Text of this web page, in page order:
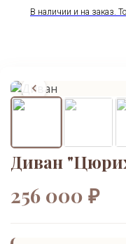
В наличии и на заказ.
Диван
256 000 ₽